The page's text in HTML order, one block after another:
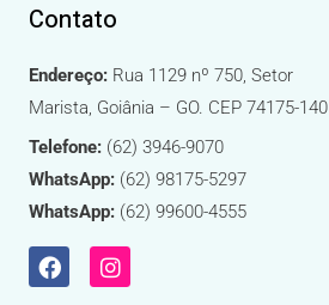
Contato
Endereço: Rua 1129 nº 750, Setor
Marista, Goiânia – GO. CEP 74175-140
Telefone: (62) 3946-9070
WhatsApp: (62) 98175-5297
WhatsApp: (62) 99600-4555
F
I